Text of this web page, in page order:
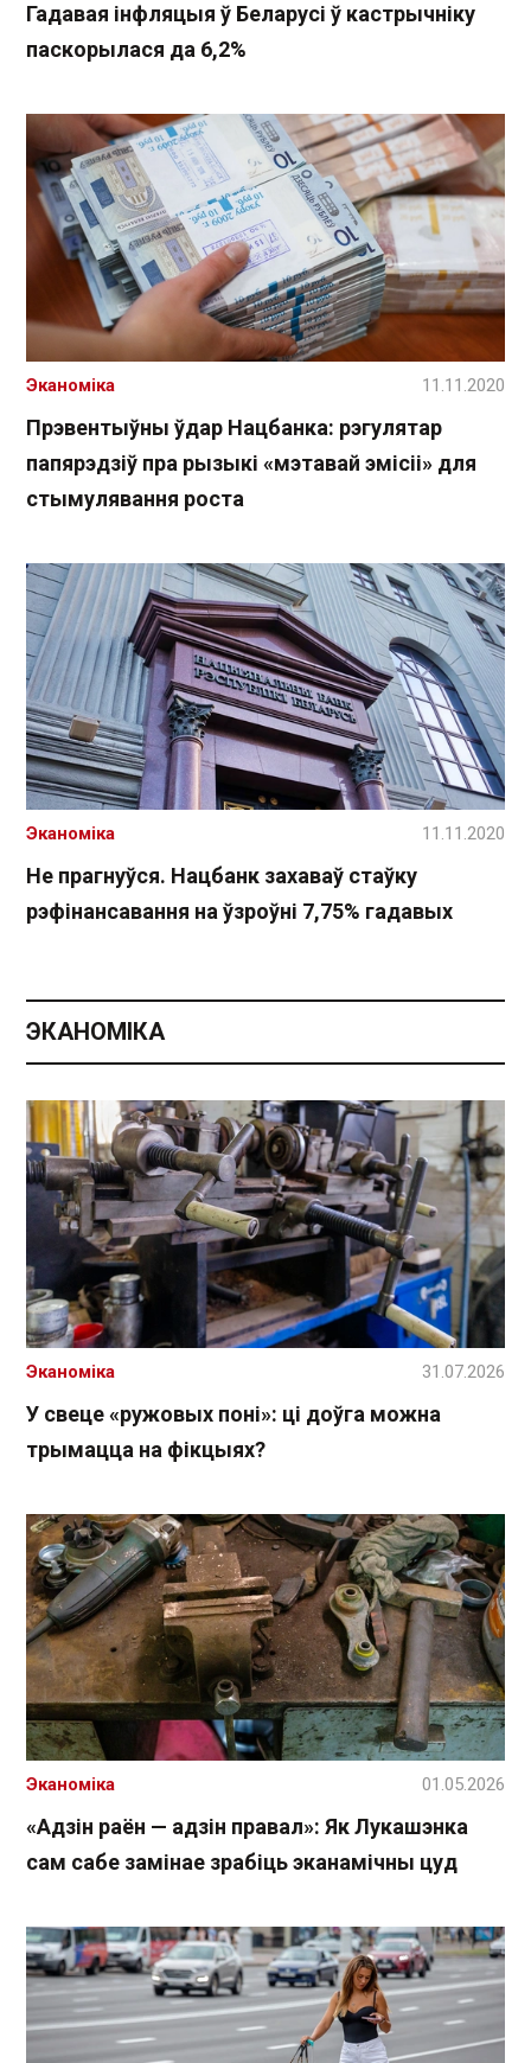
Гадавая інфляцыя ў Беларусі ў кастрычніку
паскорылася да 6,2%
Прэвентыўны ўдар Нацбанка: рэгулятар
папярэдзіў пра рызыкі «мэтавай эмісіі» для
стымулявання роста
Эканоміка 11.11.2020
Не прагнуўся. Нацбанк захаваў стаўку
рэфінансавання на ўзроўні 7,75% гадавых
Эканоміка 11.11.2020
ЭКАНОМІКА
У свеце «ружовых поні»: ці доўга можна
трымацца на фікцыях?
Эканоміка 31.07.2026
«Адзін раён — адзін правал»: Як Лукашэнка
сам сабе замінае зрабіць эканамічны цуд
Эканоміка 01.05.2026